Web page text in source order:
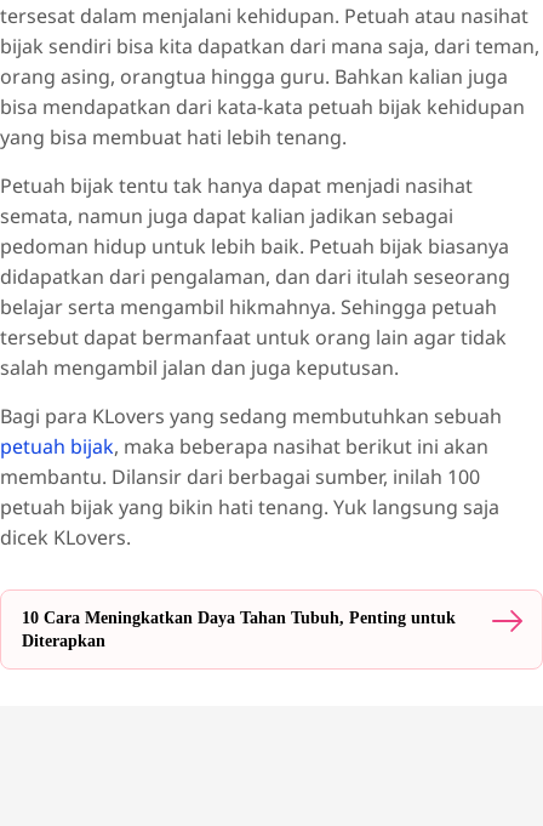
tersesat dalam menjalani kehidupan. Petuah atau nasihat
bijak sendiri bisa kita dapatkan dari mana saja, dari teman,
orang asing, orangtua hingga guru. Bahkan kalian juga
bisa mendapatkan dari kata-kata petuah bijak kehidupan
yang bisa membuat hati lebih tenang.
Petuah bijak tentu tak hanya dapat menjadi nasihat
semata, namun juga dapat kalian jadikan sebagai
pedoman hidup untuk lebih baik. Petuah bijak biasanya
didapatkan dari pengalaman, dan dari itulah seseorang
belajar serta mengambil hikmahnya. Sehingga petuah
tersebut dapat bermanfaat untuk orang lain agar tidak
salah mengambil jalan dan juga keputusan.
Bagi para KLovers yang sedang membutuhkan sebuah
petuah bijak, maka beberapa nasihat berikut ini akan
membantu. Dilansir dari berbagai sumber, inilah 100
petuah bijak yang bikin hati tenang. Yuk langsung saja
dicek KLovers.
10 Cara Meningkatkan Daya Tahan Tubuh, Penting untuk
Diterapkan